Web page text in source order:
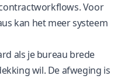
Voor
kan het meer systeem
als je bureau brede
wil. De afweging is